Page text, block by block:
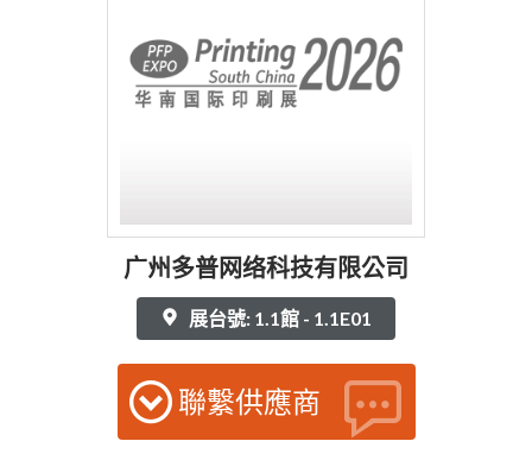
广州多普网络科技有限公司
展台號: 1.1館 - 1.1E01
聯繫供應商